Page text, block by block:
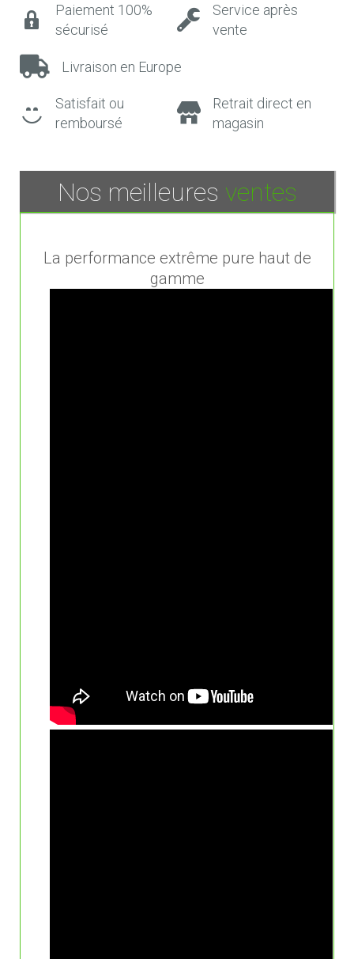
Paiement 100%
sécurisé
Service après
vente
Livraison en Europe
Satisfait ou
remboursé
Retrait direct en
magasin
Nos meilleures ventes
La performance extrême pure haut de
gamme